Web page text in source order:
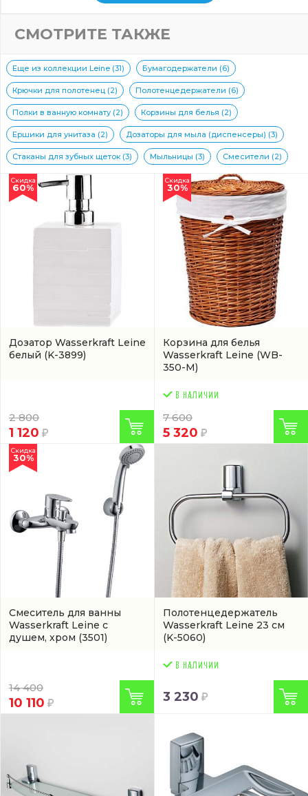
СМОТРИТЕ ТАКЖЕ
Еще из коллекции Leine (31) Бумагодержатели (6)
Крючки для полотенец (2) Полотенцедержатели (6)
Полки в ванную комнату (2) Корзины для белья (2)
Ершики для унитаза (2) Дозаторы для мыла (диспенсеры) (3)
Стаканы для зубных щеток (3) Мыльницы (3) Смесители (2)
Дозатор Wasserkraft Leine
белый (K-3899)
Скидка
60%
2 800
1 120
Корзина для белья
Wasserkraft Leine (WB-
350-M)
Скидка
30%
7 600
5 320
Смеситель для ванны
Wasserkraft Leine с
душем, хром (3501)
Скидка
30%
14 400
10 110
Полотенцедержатель
Wasserkraft Leine 23 см
(K-5060)
3 230